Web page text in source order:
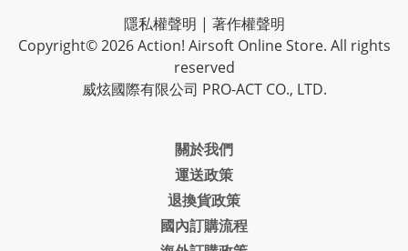
隱私權聲明 | 著作權聲明
Copyright© 2026 Action! Airsoft Online Store. All rights
reserved
威炫國際有限公司 PRO-ACT CO., LTD.
關於我們
運送政策
退換貨政策
國內訂購流程